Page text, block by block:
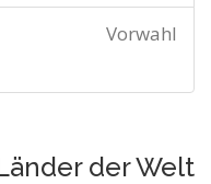
Vorwahl
der Welt